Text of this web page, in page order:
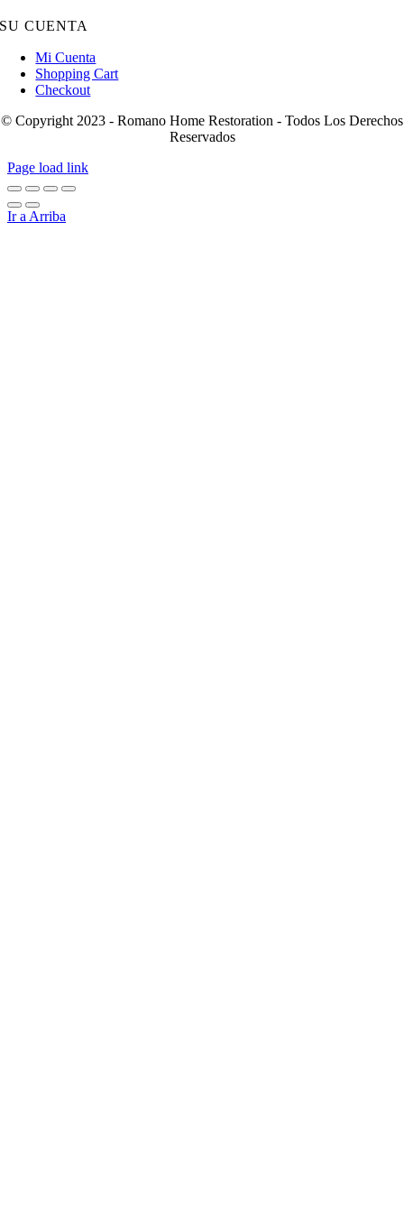
SU CUENTA
Mi Cuenta
Shopping Cart
Checkout
© Copyright 2023 - Romano Home Restoration - Todos Los Derechos
Reservados
Page load link
Ir a Arriba